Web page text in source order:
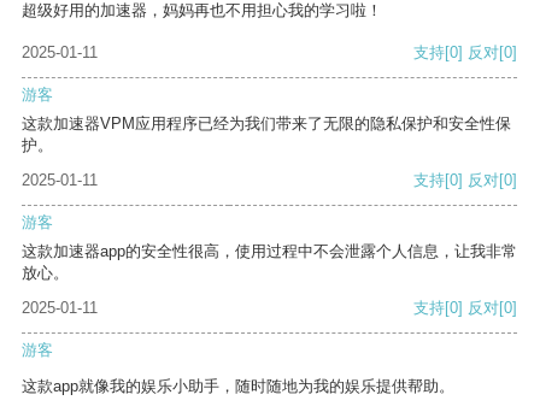
超级好用的加速器，妈妈再也不用担心我的学习啦！
2025-01-11 支持[0] 反对[0]
游客
这款加速器VPM应用程序已经为我们带来了无限的隐私保护和安全性保
护。
2025-01-11
支持[0] 反对[0]
游客
这款加速器app的安全性很高，使用过程中不会泄露个人信息，让我非常
放心。
2025-01-11
支持[0] 反对[0]
游客
这款app就像我的娱乐小助手，随时随地为我的娱乐提供帮助。